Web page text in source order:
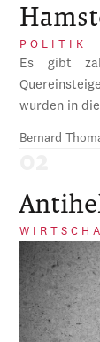
POLITIK
Es gibt
wurden in
Bernard